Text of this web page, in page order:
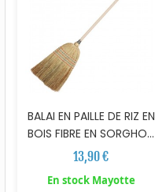
BALAI EN PAILLE DE RIZ EN
BOIS FIBRE EN SORGHO...
13,90 €
En stock Mayotte